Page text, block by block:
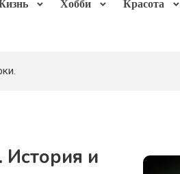
Хобби Красота
История и